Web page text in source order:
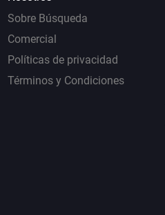
Sobre Búsqueda
Comercial
Políticas de privacidad
Términos y Condiciones